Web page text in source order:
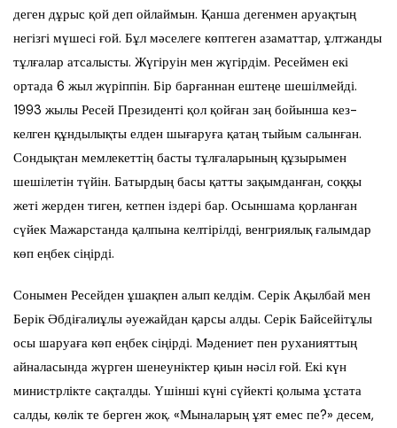
деген дұрыс қой деп ойлаймын. Қанша дегенмен аруақтың
негізгі мүшесі ғой. Бұл мәселеге көптеген азаматтар, ұлтжанды
тұлғалар атсалысты. Жүгіруін мен жүгірдім. Ресеймен екі
ортада 6 жыл жүріппін. Бір барғаннан ештеңе шешілмейді.
1993 жылы Ресей Президенті қол қойған заң бойынша кез-
келген құндылықты елден шығаруға қатаң тыйым салынған.
Сондықтан мемлекеттің басты тұлғаларының құзырымен
шешілетін түйін. Батырдың басы қатты зақымданған, соққы
жеті жерден тиген, кетпен іздері бар. Осыншама қорланған
сүйек Мажарстанда қалпына келтірілді, венгриялық ғалымдар
көп еңбек сіңірді.
Сонымен Ресейден ұшақпен алып келдім. Серік Ақылбай мен
Берік Әбдіғалиұлы әуежайдан қарсы алды. Серік Байсейітұлы
осы шаруаға көп еңбек сіңірді. Мәдениет пен руханияттың
айналасында жүрген шенеуніктер қиын нәсіл ғой. Екі күн
министрлікте сақталды. Үшінші күні сүйекті қолыма ұстата
салды, көлік те берген жоқ. «Мыналарың ұят емес пе?» десем,